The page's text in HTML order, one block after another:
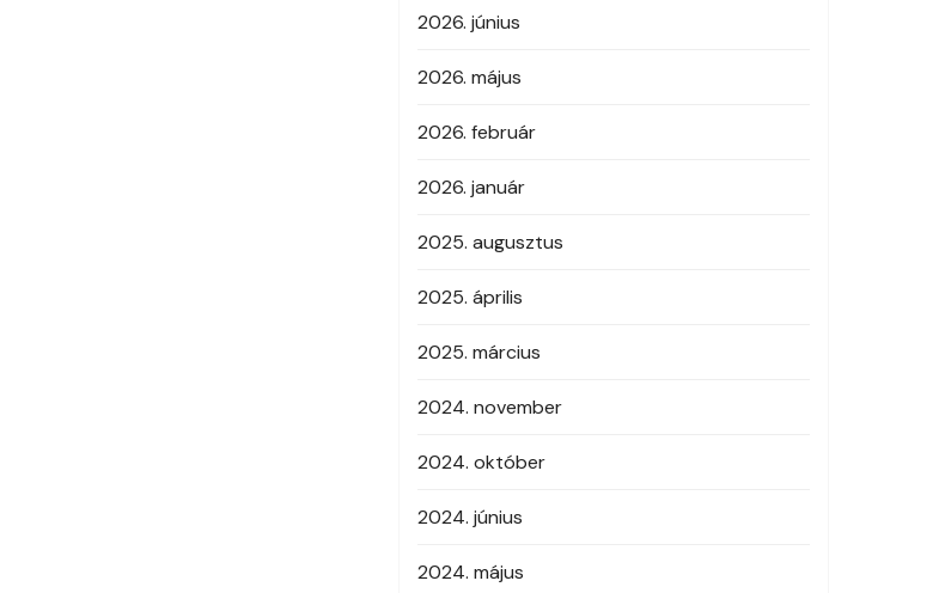
2026. június
2026. május
2026. február
2026. január
2025. augusztus
2025. április
2025. március
2024. november
2024. október
2024. június
2024. május